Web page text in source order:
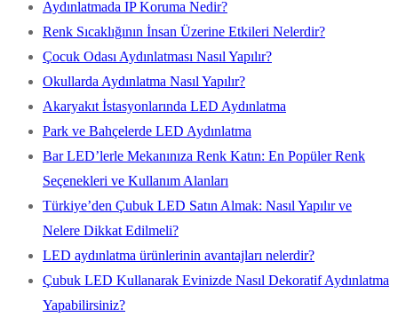
Aydınlatmada IP Koruma Nedir?
Renk Sıcaklığının İnsan Üzerine Etkileri Nelerdir?
Çocuk Odası Aydınlatması Nasıl Yapılır?
Okullarda Aydınlatma Nasıl Yapılır?
Akaryakıt İstasyonlarında LED Aydınlatma
Park ve Bahçelerde LED Aydınlatma
Bar LED’lerle Mekanınıza Renk Katın: En Popüler Renk
Seçenekleri ve Kullanım Alanları
Türkiye’den Çubuk LED Satın Almak: Nasıl Yapılır ve
Nelere Dikkat Edilmeli?
LED aydınlatma ürünlerinin avantajları nelerdir?
Çubuk LED Kullanarak Evinizde Nasıl Dekoratif Aydınlatma
Yapabilirsiniz?